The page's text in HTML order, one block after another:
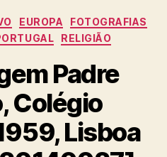
Categorias
EUROPA
FOTOGRAFIAS
RELIGIÃO
Padre
Colégio
Lisboa